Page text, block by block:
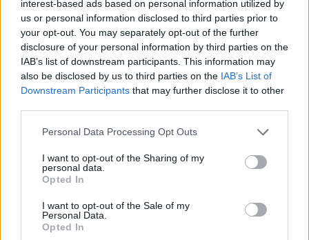
interest-based ads based on personal information utilized by
us or personal information disclosed to third parties prior to
your opt-out. You may separately opt-out of the further
disclosure of your personal information by third parties on the
IAB’s list of downstream participants. This information may
also be disclosed by us to third parties on the IAB’s List of
Downstream Participants that may further disclose it to other
Personal Data Processing Opt Outs
I want to opt-out of the Sharing of my
personal data.
Opted In
I want to opt-out of the Sale of my
Personal Data.
Opted In
2026. június 27., szombat
Beterít a hőhullám – jövő hét elején
is harmadfokú kánikulariasztás
lesz majdnem az egész országban